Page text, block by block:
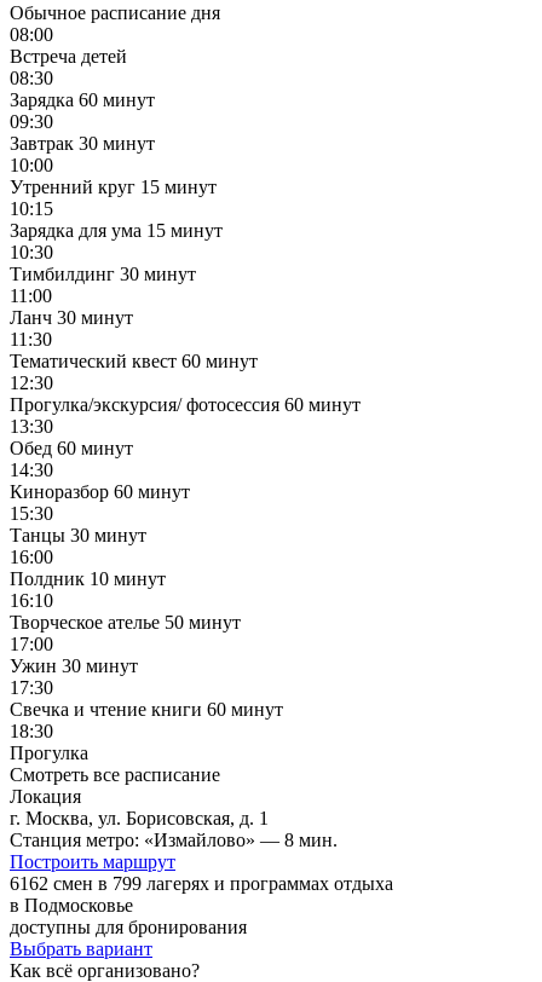
Обычное расписание дня
08:00
Встреча детей
08:30
Зарядка 60 минут
09:30
Завтрак 30 минут
10:00
Утренний круг 15 минут
10:15
Зарядка для ума 15 минут
10:30
Тимбилдинг 30 минут
11:00
Ланч 30 минут
11:30
Тематический квест 60 минут
12:30
Прогулка/экскурсия/ фотосессия 60 минут
13:30
Обед 60 минут
14:30
Киноразбор 60 минут
15:30
Танцы 30 минут
16:00
Полдник 10 минут
16:10
Творческое ателье 50 минут
17:00
Ужин 30 минут
17:30
Свечка и чтение книги 60 минут
18:30
Прогулка
Смотреть все расписание
Локация
г. Москва, ул. Борисовская, д. 1
Станция метро: «Измайлово» — 8 мин.
Построить маршрут
6162 смен в 799 лагерях и программах отдыха
в Подмосковье
доступны для бронирования
Выбрать вариант
Как всё организовано?